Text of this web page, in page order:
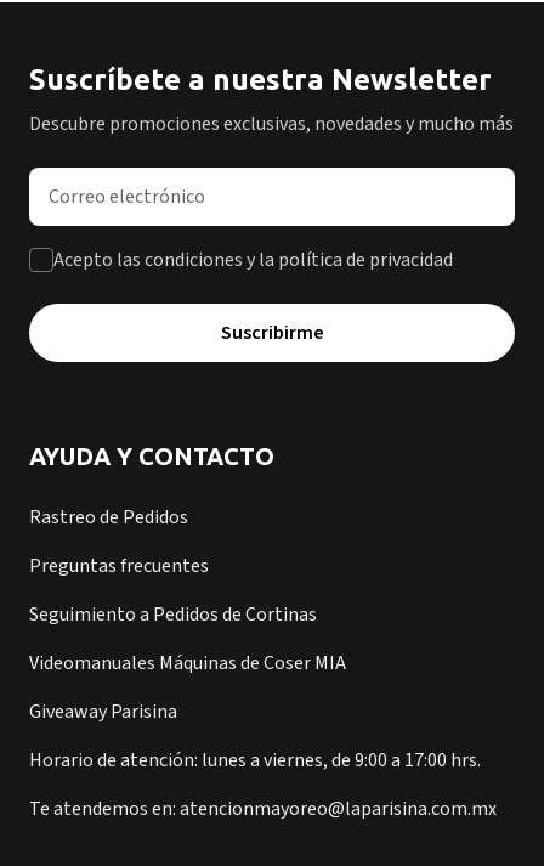
Suscríbete a nuestra Newsletter
Descubre promociones exclusivas, novedades y mucho más
Dirección de correo electrónico
Acepto las condiciones y la política de privacidad
Suscribirme
AYUDA Y CONTACTO
Rastreo de Pedidos
Preguntas frecuentes
Seguimiento a Pedidos de Cortinas
Videomanuales Máquinas de Coser MIA
Giveaway Parisina
Horario de atención: lunes a viernes, de 9:00 a 17:00 hrs.
Te atendemos en: atencionmayoreo@laparisina.com.mx